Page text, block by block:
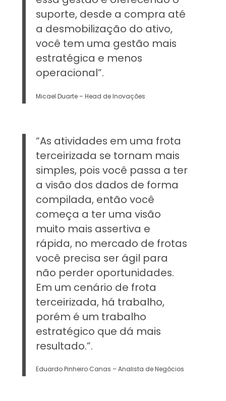
suporte, desde a compra até
a desmobilização do ativo,
você tem uma gestão mais
estratégica e menos
operacional”.
Micael Duarte – Head de Inovações
“As atividades em uma frota
terceirizada se tornam mais
simples, pois você passa a ter
a visão dos dados de forma
compilada, então você
começa a ter uma visão
muito mais assertiva e
rápida, no mercado de frotas
você precisa ser ágil para
não perder oportunidades.
Em um cenário de frota
terceirizada, há trabalho,
porém é um trabalho
estratégico que dá mais
resultado.”.
Eduardo Pinheiro Canas – Analista de Negócios